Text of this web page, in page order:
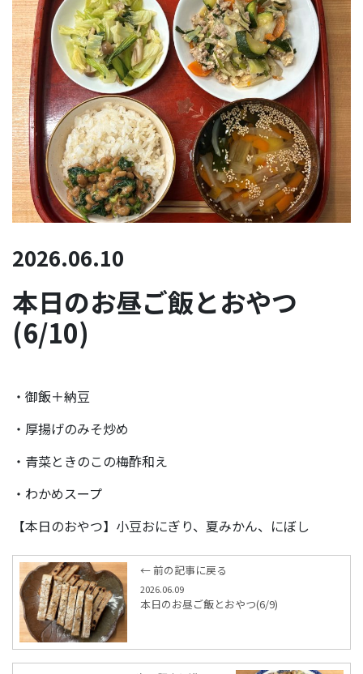
2026.06.10
本日のお昼ご飯とおやつ
(6/10)
・御飯＋納豆
・厚揚げのみそ炒め
・青菜ときのこの梅酢和え
・わかめスープ
【本日のおやつ】小豆おにぎり、夏みかん、にぼし
← 前の記事に戻る
2026.06.09
本日のお昼ご飯とおやつ(6/9)